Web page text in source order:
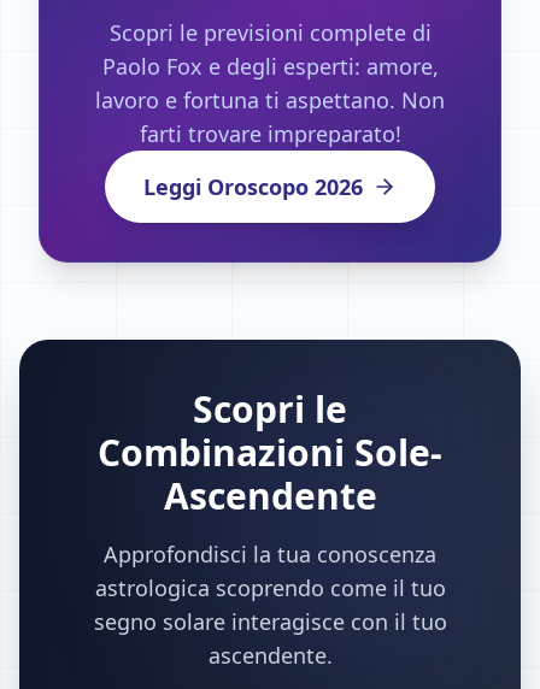
Scopri le previsioni complete di
Paolo Fox e degli esperti: amore,
lavoro e fortuna ti aspettano. Non
farti trovare impreparato!
Leggi Oroscopo 2026
Scopri le
Combinazioni Sole-
Ascendente
Approfondisci la tua conoscenza
astrologica scoprendo come il tuo
segno solare interagisce con il tuo
ascendente.